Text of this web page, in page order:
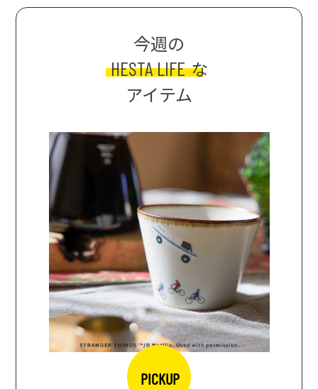
今週の
HESTA LIFE な
アイテム
PICKUP